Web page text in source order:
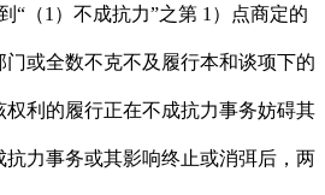
1）不成抗力”之第 1）点商定的
或全数不克不及履行本和谈项下的
利的履行正在不成抗力事务妨碍其
抗力事务或其影响终止或消弭后，两